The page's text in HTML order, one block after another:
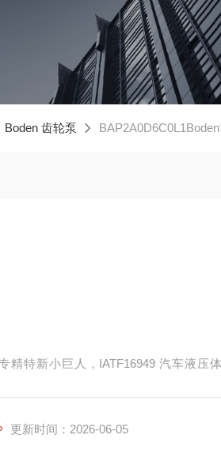
Boden 齿轮泵
精特新小巨人，IATF16949 汽车液压
更新时间：2026-06-05